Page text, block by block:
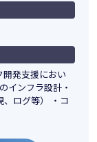
発支援におい
インフラ設計・
、ログ等） ・コ